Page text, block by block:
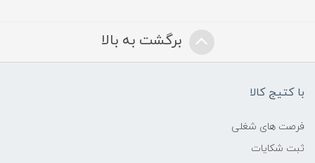
برگشت به بالا
با کتیج کالا
فرصت های شغلی
ثبت شکایات